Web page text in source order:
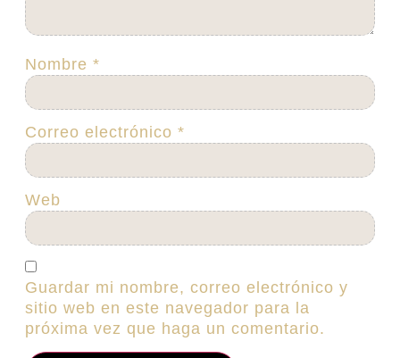
Nombre *
Correo electrónico *
Web
Guardar mi nombre, correo electrónico y
sitio web en este navegador para la
próxima vez que haga un comentario.